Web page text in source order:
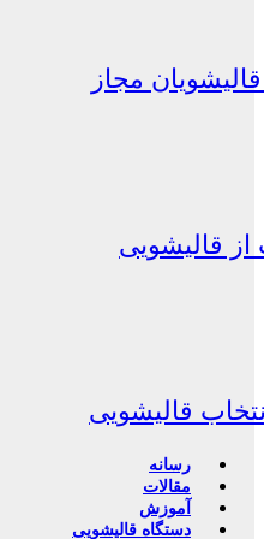
مجاز
قالیشویی
قالیشویی
رسانه
مقالات
آموزش
دستگاه قالیشویی